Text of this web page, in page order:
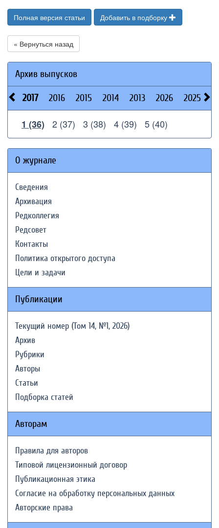
Полная версия статьи Добавить в подборку
« Вернуться назад
Архив выпусков
2017 2016 2015 2014 2013 2026 2025
1 (36) 2 (37) 3 (38) 4 (39) 5 (40)
О журнале
Сведения
Архивация
Редколлегия
Редсовет
Контакты
Политика открытого доступа
Цели и задачи
Публикации
Текущий номер (Том 14, №1, 2026)
Архив
Рубрики
Авторы
Статьи
Подборка статей
Авторам
Правила для авторов
Типовой лицензионный договор
Публикационная этика
Согласие на обработку персональных данных
Авторские права